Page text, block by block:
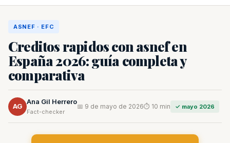
ASNEF · EFC
Creditos rapidos con asnef en
España 2026: guía completa y
comparativa
AG
Ana Gil Herrero
Fact-checker
📅 9 de mayo de 2026⏱ 10 min ✓ mayo 2026